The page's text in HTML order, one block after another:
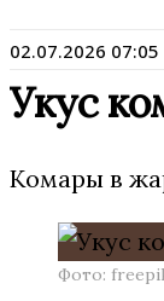
02.07.2026 07:05
Укус
Комары в
Фото: